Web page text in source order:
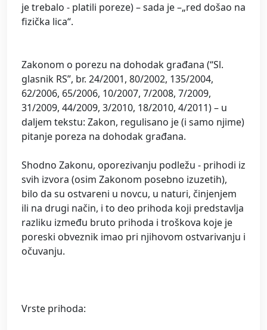
je trebalo - platili poreze) – sada je –„red došao na
fizička lica“.
Zakonom o porezu na dohodak građana (“Sl.
glasnik RS”, br. 24/2001, 80/2002, 135/2004,
62/2006, 65/2006, 10/2007, 7/2008, 7/2009,
31/2009, 44/2009, 3/2010, 18/2010, 4/2011) – u
daljem tekstu: Zakon, regulisano je (i samo njime)
pitanje poreza na dohodak građana.
Shodno Zakonu, oporezivanju podležu - prihodi iz
svih izvora (osim Zakonom posebno izuzetih),
bilo da su ostvareni u novcu, u naturi, činjenjem
ili na drugi način, i to deo prihoda koji predstavlja
razliku između bruto prihoda i troškova koje je
poreski obveznik imao pri njihovom ostvarivanju i
očuvanju.
Vrste prihoda: